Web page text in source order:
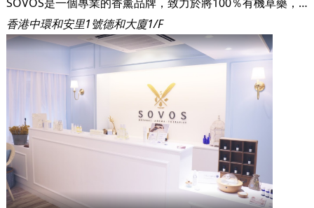
香港中環和安里1號德和大廈1/F